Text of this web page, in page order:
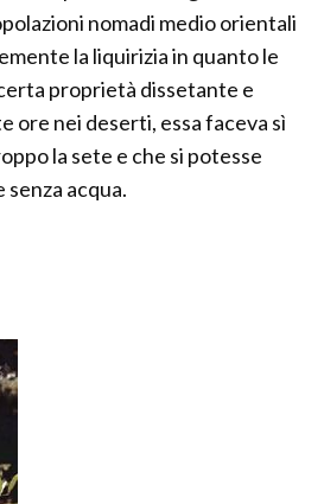
nomadi medio orientali
la liquirizia in quanto le
proprietà dissetante e
ore nei deserti, essa faceva sì
la sete e che si potesse
acqua.